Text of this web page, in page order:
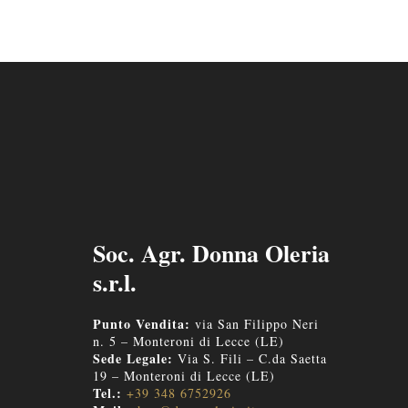
Soc. Agr. Donna Oleria
s.r.l.
Punto Vendita: via San Filippo Neri
n. 5 – Monteroni di Lecce (LE)
Sede Legale: Via S. Fili – C.da Saetta
19 – Monteroni di Lecce (LE)
Tel.: +39 348 6752926